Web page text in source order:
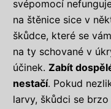
svépomocí
na štěnice sice v
škůdce, které se
na ty schované v
účinek. Zabít
nestačí. Pokud
larvy, škůdci se